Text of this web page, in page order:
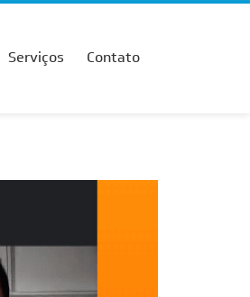
Serviços Contato